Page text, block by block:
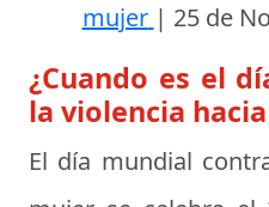
mujer | 25 de
¿Cuando es el
la violencia
El día mundial